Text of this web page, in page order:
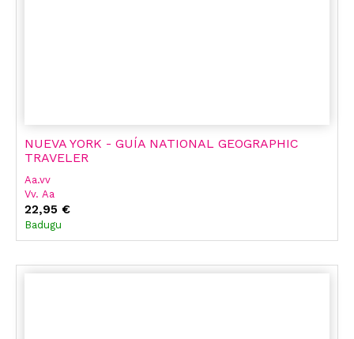
NUEVA YORK - GUÍA NATIONAL GEOGRAPHIC
TRAVELER
Aa.vv
Vv. Aa
22,95 €
Badugu